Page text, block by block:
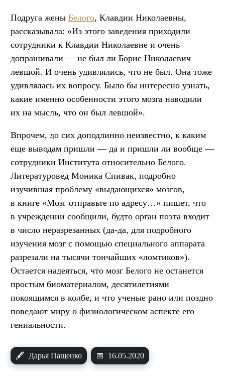
Подруга жены Белого, Клавдии Николаевны,
рассказывала: «Из этого заведения приходили
сотрудники к Клавдии Николаевне и очень
допрашивали — не был ли Борис Николаевич
левшой. И очень удивлялись, что не был. Она тоже
удивлялась их вопросу. Было бы интересно узнать,
какие именно особенности этого мозга наводили
их на мысль, что он был левшой».
Впрочем, до сих доподлинно неизвестно, к каким
еще выводам пришли — да и пришли ли вообще —
сотрудники Института относительно Белого.
Литературовед Моника Спивак, подробно
изучившая проблему «выдающихся» мозгов,
в книге «Мозг отправьте по адресу…» пишет, что
в учреждении сообщили, будто орган поэта входит
в число неразрезанных (да-да, для подробного
изучения мозг с помощью специального аппарата
разрезали на тысячи тончайших «ломтиков»).
Остается надеяться, что мозг Белого не останется
простым биоматериалом, десятилетиями
покоящимся в колбе, и что ученые рано или поздно
поведают миру о физиологическом аспекте его
гениальности.
🖋 Дарья Пащенко 📅 16.05.2020